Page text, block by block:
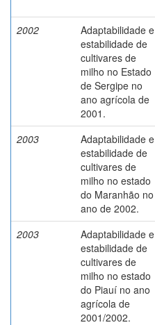
2002
Adaptabilidade e
estabilidade de
cultivares de
milho no Estado
de Sergipe no
ano agrícola de
2001.
2003
Adaptabilidade e
estabilidade de
cultivares de
milho no estado
do Maranhão no
ano de 2002.
2003
Adaptabilidade e
estabilidade de
cultivares de
milho no estado
do Piauí no ano
agrícola de
2001/2002.